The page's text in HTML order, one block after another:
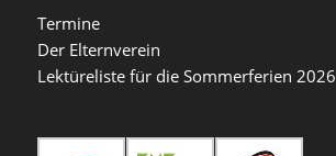
Termine
Der Elternverein
Lektüreliste für die Sommerferien 2026